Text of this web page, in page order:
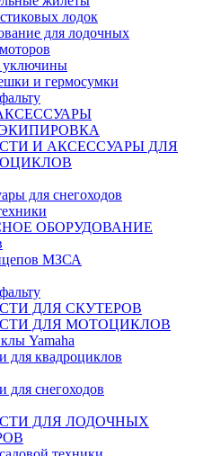
лодок
для лодочных
уключины
и гермосумки
И АКСЕССУАРЫ ДЛЯ
для снегоходов
ОБОРУДОВАНИЕ
МЗСА
ДЛЯ СКУТЕРОВ
ДЛЯ МОТОЦИКЛОВ
Yamaha
для квадроциклов
для снегоходов
ДЛЯ ЛОДОЧНЫХ